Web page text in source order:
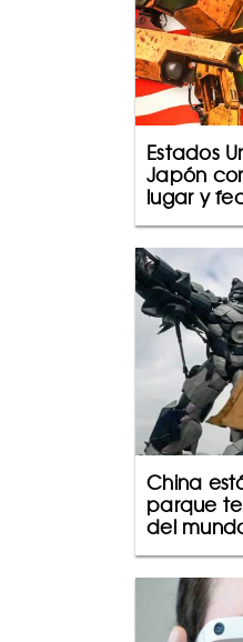
Estados
Japón
lugar y
China
parque
del